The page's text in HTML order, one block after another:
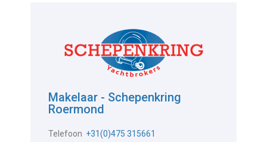
Makelaar - Schepenkring
Roermond
Telefoon +31(0)475 315661